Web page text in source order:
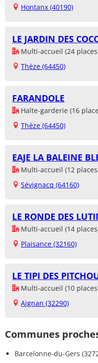
Hontanx (40190)
LE JARDIN DES
Multi-accueil (24
Thèze (64450)
FARANDOLE
Halte-garderie (16
Thèze (64450)
EAJE LA BALEINE
Multi-accueil (12
Sévignacq (64160)
LE RONDE DES
Multi-accueil (14
Plaisance (32160)
LE TIPI DES
Multi-accueil (10
Aignan (32290)
Communes
Barcelonne-du-Gers